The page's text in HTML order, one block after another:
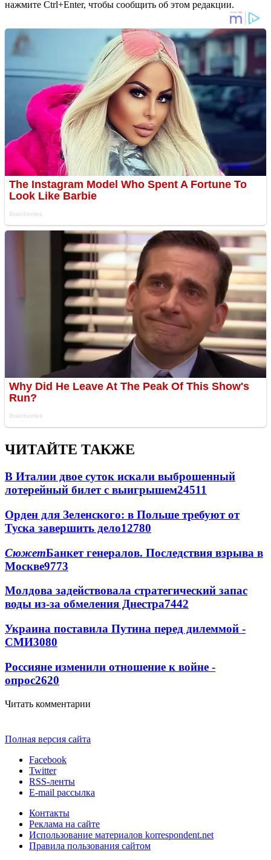
нажмите Ctrl+Enter, чтобы сообщить об этом редакции.
ЧИТАЙТЕ ТАКЖЕ
В Италии двое суток искали выброшенный
лотерейный билет с выигрышем24511
Орден для Зеленского: в Польше требуют от
Туска завершить дело12780
СюжетБанкет генералов. Последствия взрыва в
Москве9773
Молдова задействовала стратегический запас
воды из-за обмеления Днестра7442
Украина поставила Путина перед дилеммой -
СМИ3080
Россияне изменили отношение к войне -
опрос2620
Читать комментарии
Полная версия сайта
Facebook
Twitter
RSS-ленты
E-mail рассылка
Контакты
Реклама на сайте
Использование материалов korrespondent.net
Правила пользования сайтом